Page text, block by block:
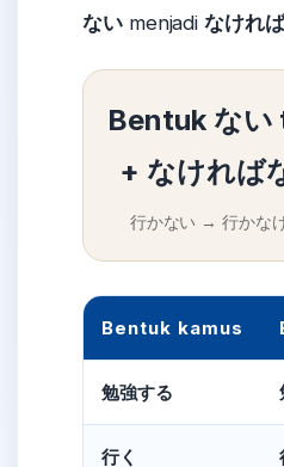
ないmenjadiなけれ
Bentuk ない
+ なければ
行かない → 行かな
Bentuk kamus
勉強する
行く